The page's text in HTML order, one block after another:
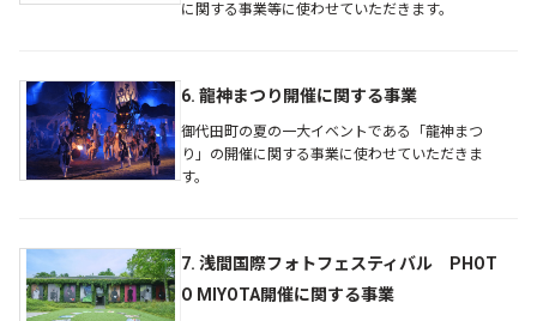
に関する事業等に使わせていただきます。
6. 龍神まつり開催に関する事業
御代田町の夏の一大イベントである「龍神まつ
り」の開催に関する事業に使わせていただきま
す。
7. 浅間国際フォトフェスティバル PHOT
O MIYOTA開催に関する事業